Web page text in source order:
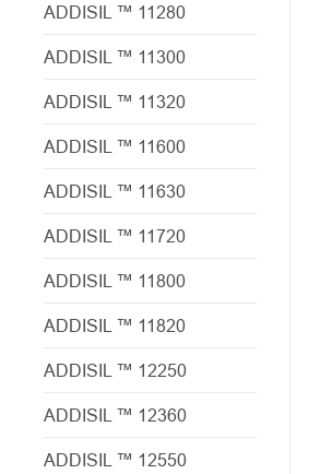
ADDISIL ™ 11280
ADDISIL ™ 11300
ADDISIL ™ 11320
ADDISIL ™ 11600
ADDISIL ™ 11630
ADDISIL ™ 11720
ADDISIL ™ 11800
ADDISIL ™ 11820
ADDISIL ™ 12250
ADDISIL ™ 12360
ADDISIL ™ 12550